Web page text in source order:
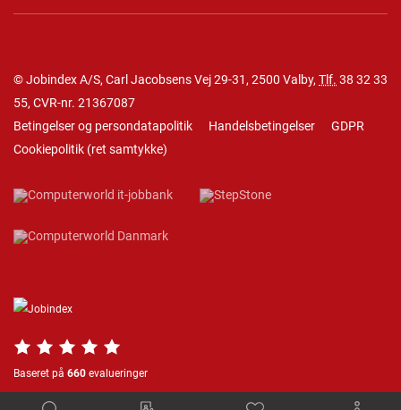
© Jobindex A/S, Carl Jacobsens Vej 29-31, 2500 Valby, Tlf. 38 32 33
55, CVR-nr. 21367087
Betingelser og persondatapolitik
Handelsbetingelser
GDPR
Cookiepolitik (ret samtykke)
Baseret på 660 evalueringer